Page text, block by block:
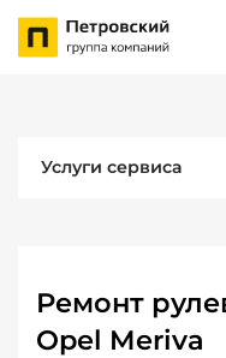
Услуги сервиса
Ремонт
Opel Meriva